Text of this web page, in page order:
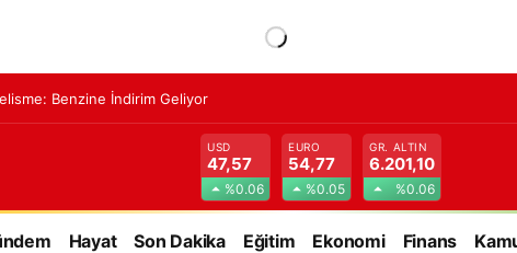
Benzine İndirim Geliyor
USD
47,57
%0.06
EURO
54,77
%0.05
GR. ALTIN
6.201,10
%0.06
Hayat Son Dakika Eğitim Ekonomi Finans